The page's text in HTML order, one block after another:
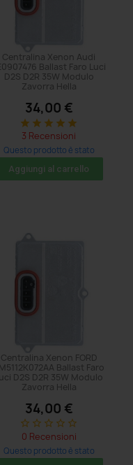
Centralina Xenon Audi
Ballast Faro Luci
D2S D2R 35W Modulo
Zavorra Hella
34,00 €
star star star star star
3 Recensioni
Questo prodotto è stato
acquistato: 8 volte
Aggiungi al carrello
Centralina Xenon FORD
Ballast Faro
D2S D2R 35W Modulo
Zavorra Hella
34,00 €
star_border star_border star_border star_border star_border
0 Recensioni
Questo prodotto è stato